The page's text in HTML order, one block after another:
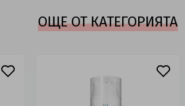
ОЩЕ ОТ КАТЕГОРИЯТА